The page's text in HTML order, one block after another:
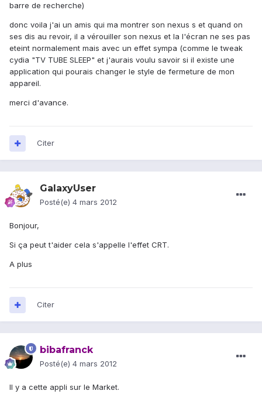
barre de recherche)
donc voila j'ai un amis qui ma montrer son nexus s et quand on
ses dis au revoir, il a vérouiller son nexus et la l'écran ne ses pas
eteint normalement mais avec un effet sympa (comme le tweak
cydia "TV TUBE SLEEP" et j'aurais voulu savoir si il existe une
application qui pourais changer le style de fermeture de mon
appareil.
merci d'avance.
Citer
GalaxyUser
Posté(e) 4 mars 2012
Bonjour,
Si ça peut t'aider cela s'appelle l'effet CRT.
A plus
Citer
bibafranck
Posté(e) 4 mars 2012
Il y a cette appli sur le Market.